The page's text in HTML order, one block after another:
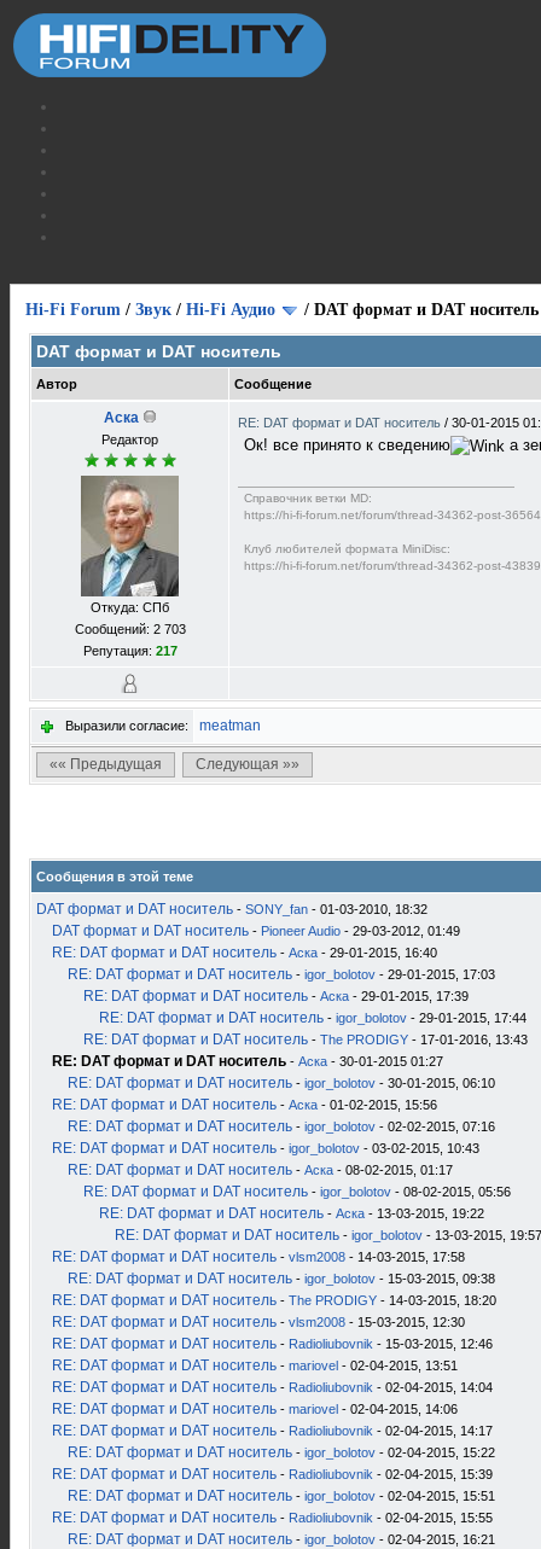
Hi-Fi Forum / Звук / Hi-Fi Аудио / DAT формат и DAT носитель
DAT формат и DAT носитель
Автор Сообщение
Аска
Редактор
Откуда: СПб
Сообщений: 2 703
Репутация: 217
RE: DAT формат и DAT носитель / 30-01-2015
Ок! все принято к сведению а
Справочник ветки MD:
https://hi-fi-forum.net/forum/thread-34362-post-
Клуб любителей формата MiniDisc:
https://hi-fi-forum.net/forum/thread-34362-post-
Выразили согласие: meatman
«« Предыдущая Следующая »»
Сообщения в этой теме
DAT формат и DAT носитель - SONY_fan - 01-03-2010, 18:32
DAT формат и DAT носитель - Pioneer Audio - 29-03-2012, 01:49
RE: DAT формат и DAT носитель - Аска - 29-01-2015, 16:40
RE: DAT формат и DAT носитель - igor_bolotov - 29-01-2015, 17:03
RE: DAT формат и DAT носитель - Аска - 29-01-2015, 17:39
RE: DAT формат и DAT носитель - igor_bolotov - 29-01-2015, 17:44
RE: DAT формат и DAT носитель - The PRODIGY - 17-01-2016, 13:43
RE: DAT формат и DAT носитель - Аска - 30-01-2015 01:27
RE: DAT формат и DAT носитель - igor_bolotov - 30-01-2015, 06:10
RE: DAT формат и DAT носитель - Аска - 01-02-2015, 15:56
RE: DAT формат и DAT носитель - igor_bolotov - 02-02-2015, 07:16
RE: DAT формат и DAT носитель - igor_bolotov - 03-02-2015, 10:43
RE: DAT формат и DAT носитель - Аска - 08-02-2015, 01:17
RE: DAT формат и DAT носитель - igor_bolotov - 08-02-2015, 05:56
RE: DAT формат и DAT носитель - Аска - 13-03-2015, 19:22
RE: DAT формат и DAT носитель - igor_bolotov - 13-03-2015, 19:57
RE: DAT формат и DAT носитель - vlsm2008 - 14-03-2015, 17:58
RE: DAT формат и DAT носитель - igor_bolotov - 15-03-2015, 09:38
RE: DAT формат и DAT носитель - The PRODIGY - 14-03-2015, 18:20
RE: DAT формат и DAT носитель - vlsm2008 - 15-03-2015, 12:30
RE: DAT формат и DAT носитель - Radioliubovnik - 15-03-2015, 12:46
RE: DAT формат и DAT носитель - mariovel - 02-04-2015, 13:51
RE: DAT формат и DAT носитель - Radioliubovnik - 02-04-2015, 14:04
RE: DAT формат и DAT носитель - mariovel - 02-04-2015, 14:06
RE: DAT формат и DAT носитель - Radioliubovnik - 02-04-2015, 14:17
RE: DAT формат и DAT носитель - igor_bolotov - 02-04-2015, 15:22
RE: DAT формат и DAT носитель - Radioliubovnik - 02-04-2015, 15:39
RE: DAT формат и DAT носитель - igor_bolotov - 02-04-2015, 15:51
RE: DAT формат и DAT носитель - Radioliubovnik - 02-04-2015, 15:55
RE: DAT формат и DAT носитель - igor_bolotov - 02-04-2015, 16:21